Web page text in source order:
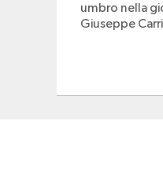
umbro nella
Giuseppe